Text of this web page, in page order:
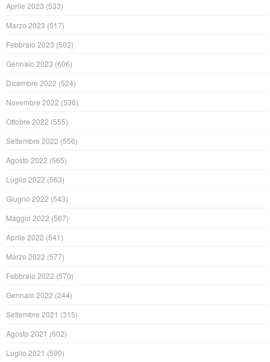
Aprile 2023 (533)
Marzo 2023 (517)
Febbraio 2023 (502)
Gennaio 2023 (606)
Dicembre 2022 (524)
Novembre 2022 (536)
Ottobre 2022 (555)
Settembre 2022 (556)
Agosto 2022 (565)
Luglio 2022 (563)
Giugno 2022 (543)
Maggio 2022 (567)
Aprile 2022 (541)
Marzo 2022 (577)
Febbraio 2022 (570)
Gennaio 2022 (244)
Settembre 2021 (315)
Agosto 2021 (602)
Luglio 2021 (590)